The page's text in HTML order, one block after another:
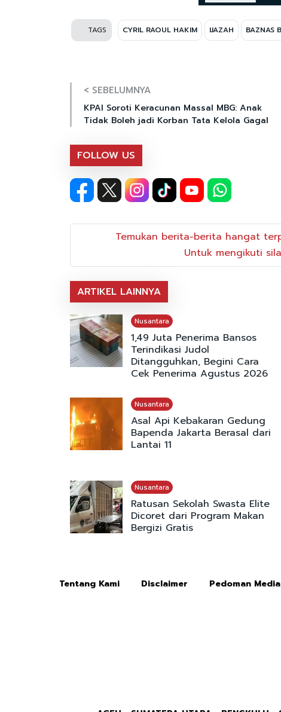
TAGS CYRIL RAOUL HAKIM IJAZAH BAZNAS
< SEBELUMNYA
KPAI Soroti Keracunan Massal MBG: Anak
Tidak Boleh jadi Korban Tata Kelola Gagal
FOLLOW US
Temukan berita-berita hangat
Untuk mengikuti
ARTIKEL LAINNYA
Nusantara
1,49 Juta Penerima Bansos
Terindikasi Judol
Ditangguhkan, Begini Cara
Cek Penerima Agustus 2026
Nusantara
Asal Api Kebakaran Gedung
Bapenda Jakarta Berasal dari
Lantai 11
Nusantara
Ratusan Sekolah Swasta Elite
Dicoret dari Program Makan
Bergizi Gratis
Tentang Kami Disclaimer Pedoman